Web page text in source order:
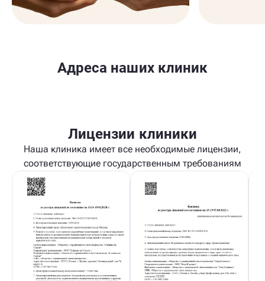
Адреса наших клиник
Лицензии клиники
Наша клиника имеет все необходимые лицензии,
соответствующие государственным требованиям